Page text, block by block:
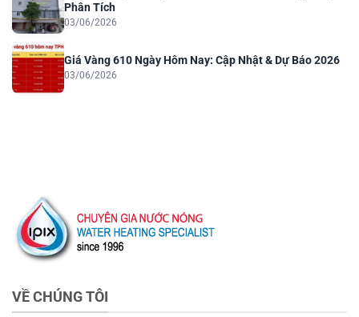
Phân Tích
03/06/2026
Giá Vàng 610 Ngày Hôm Nay: Cập Nhật & Dự Báo 2026
03/06/2026
VỀ CHÚNG TÔI